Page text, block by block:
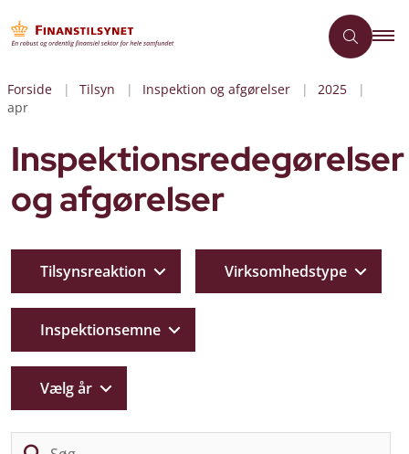
Forside Tilsyn Inspektion og afgørelser
2025
apr
Inspektionsredegørelser
og afgørelser
Tilsynsreaktion Virksomhedstype
Inspektionsemne
Vælg år